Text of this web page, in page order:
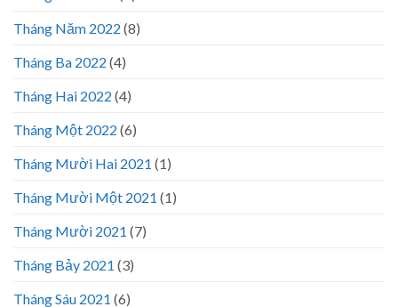
Tháng Năm 2022 (8)
Tháng Ba 2022 (4)
Tháng Hai 2022 (4)
Tháng Một 2022 (6)
Tháng Mười Hai 2021 (1)
Tháng Mười Một 2021 (1)
Tháng Mười 2021 (7)
Tháng Bảy 2021 (3)
Tháng Sáu 2021 (6)